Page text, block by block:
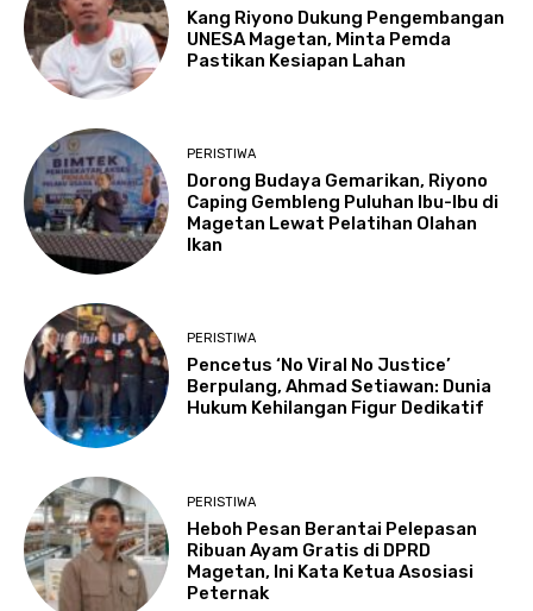
Kang Riyono Dukung Pengembangan
UNESA Magetan, Minta Pemda
Pastikan Kesiapan Lahan
PERISTIWA
Dorong Budaya Gemarikan, Riyono
Caping Gembleng Puluhan Ibu-Ibu di
Magetan Lewat Pelatihan Olahan
Ikan
PERISTIWA
Pencetus ‘No Viral No Justice’
Berpulang, Ahmad Setiawan: Dunia
Hukum Kehilangan Figur Dedikatif
PERISTIWA
Heboh Pesan Berantai Pelepasan
Ribuan Ayam Gratis di DPRD
Magetan, Ini Kata Ketua Asosiasi
Peternak